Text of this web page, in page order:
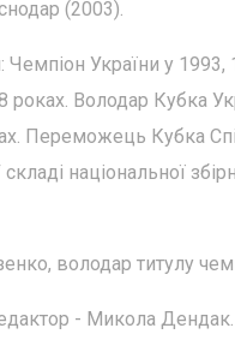
(2003).
Чемпіон України у 1993,
роках. Володар Кубка
Переможець Кубка
національної
володар титулу
- Микола Дендак.